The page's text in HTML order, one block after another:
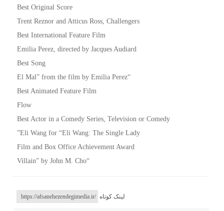
Best Original Score
Trent Reznor and Atticus Ross, Challengers
Best International Feature Film
Emilia Perez, directed by Jacques Audiard
Best Song
“El Mal” from the film by Emilia Perez
Best Animated Feature Film
Flow
Best Actor in a Comedy Series, Television or Comedy
Eli Wang for “Eli Wang: The Single Lady”
Film and Box Office Achievement Award
“Villain” by John M. Cho
لینک کوتاه